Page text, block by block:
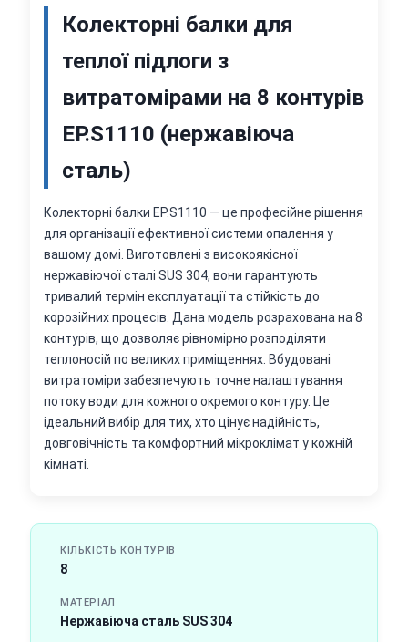
Колекторні балки для
теплої підлоги з
витратомірами на 8 контурів
EP.S1110 (нержавіюча
сталь)
Колекторні балки EP.S1110 — це професійне рішення
для організації ефективної системи опалення у
вашому домі. Виготовлені з високоякісної
нержавіючої сталі SUS 304, вони гарантують
тривалий термін експлуатації та стійкість до
корозійних процесів. Дана модель розрахована на 8
контурів, що дозволяє рівномірно розподіляти
теплоносій по великих приміщеннях. Вбудовані
витратоміри забезпечують точне налаштування
потоку води для кожного окремого контуру. Це
ідеальний вибір для тих, хто цінує надійність,
довговічність та комфортний мікроклімат у кожній
кімнаті.
КІЛЬКІСТЬ КОНТУРІВ
8
МАТЕРІАЛ
Нержавіюча сталь SUS 304